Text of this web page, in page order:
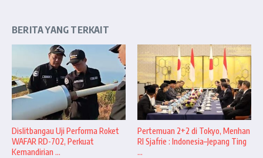
BERITA YANG TERKAIT
Dislitbangau Uji Performa Roket
WAFAR RD-702, Perkuat
Kemandirian ...
Pertemuan 2+2 di Tokyo, Menhan
RI Sjafrie : Indonesia–Jepang Ting
...